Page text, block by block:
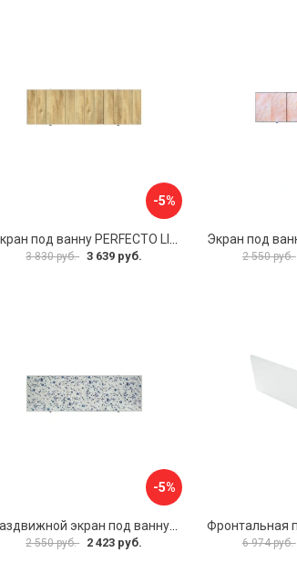
-5%
3 830 руб. 3 639 руб. 2 550 руб.
-5%
Раздвижной экран под ванну PERFECTO LINEA 36-001511
2 550 руб. 2 423 руб. 6 974 руб.